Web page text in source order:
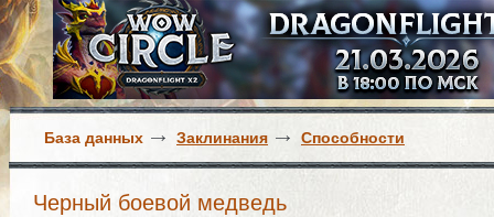
База данных Заклинания Способности
Черный боевой медведь